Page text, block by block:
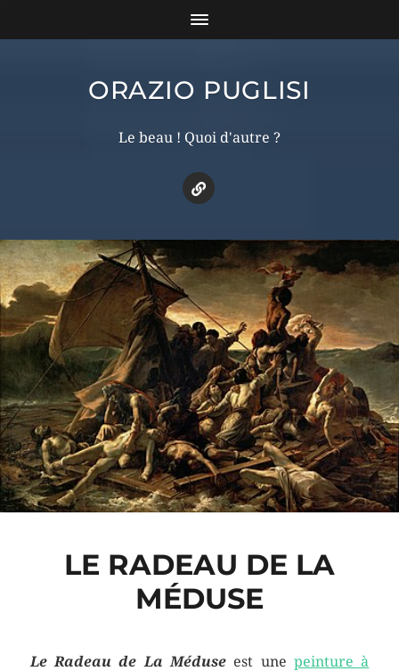
ORAZIO PUGLISI
Le beau ! Quoi d'autre ?
LE RADEAU DE LA
MÉDUSE
Le Radeau de La Méduse est unepeinture à